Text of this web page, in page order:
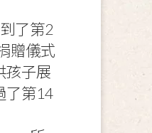
了第2
贈儀式
孩子展
了第14